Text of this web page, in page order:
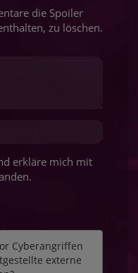
die Spoiler
zu löschen.
erkläre mich mit
Cyberangriffen
externe